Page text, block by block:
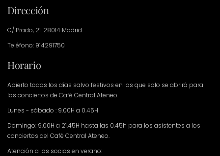
Dirección
C/ Prado, 21. 28014 Madrid
Teléfono: 914291750
Horario
Abierto todos los días salvo festivos en los que solo se abrirá para
los conciertos de Café Central Ateneo.
Lunes - sábado : 9.00H a 0.45H
Domingo: 9.00H a 21.45H hasta las 0.45h para los asistentes a los
conciertos del Café Central Ateneo.
Atención a los socios en verano: